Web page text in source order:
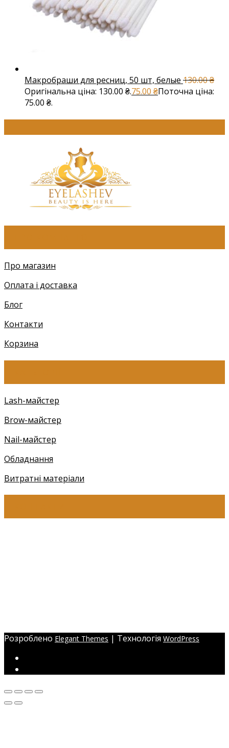
Макробраши для ресниц, 50 шт, белые 130.00₴
Оригінальна ціна: 130.00 ₴.75.00 ₴Поточна ціна:
75.00 ₴.
Про магазин
Оплата і доставка
Блог
Контакти
Корзина
Lash-майстер
Brow-майстер
Nail-майстер
Обладнання
Витратні матеріали
Розроблено Elegant Themes | Технологія WordPress